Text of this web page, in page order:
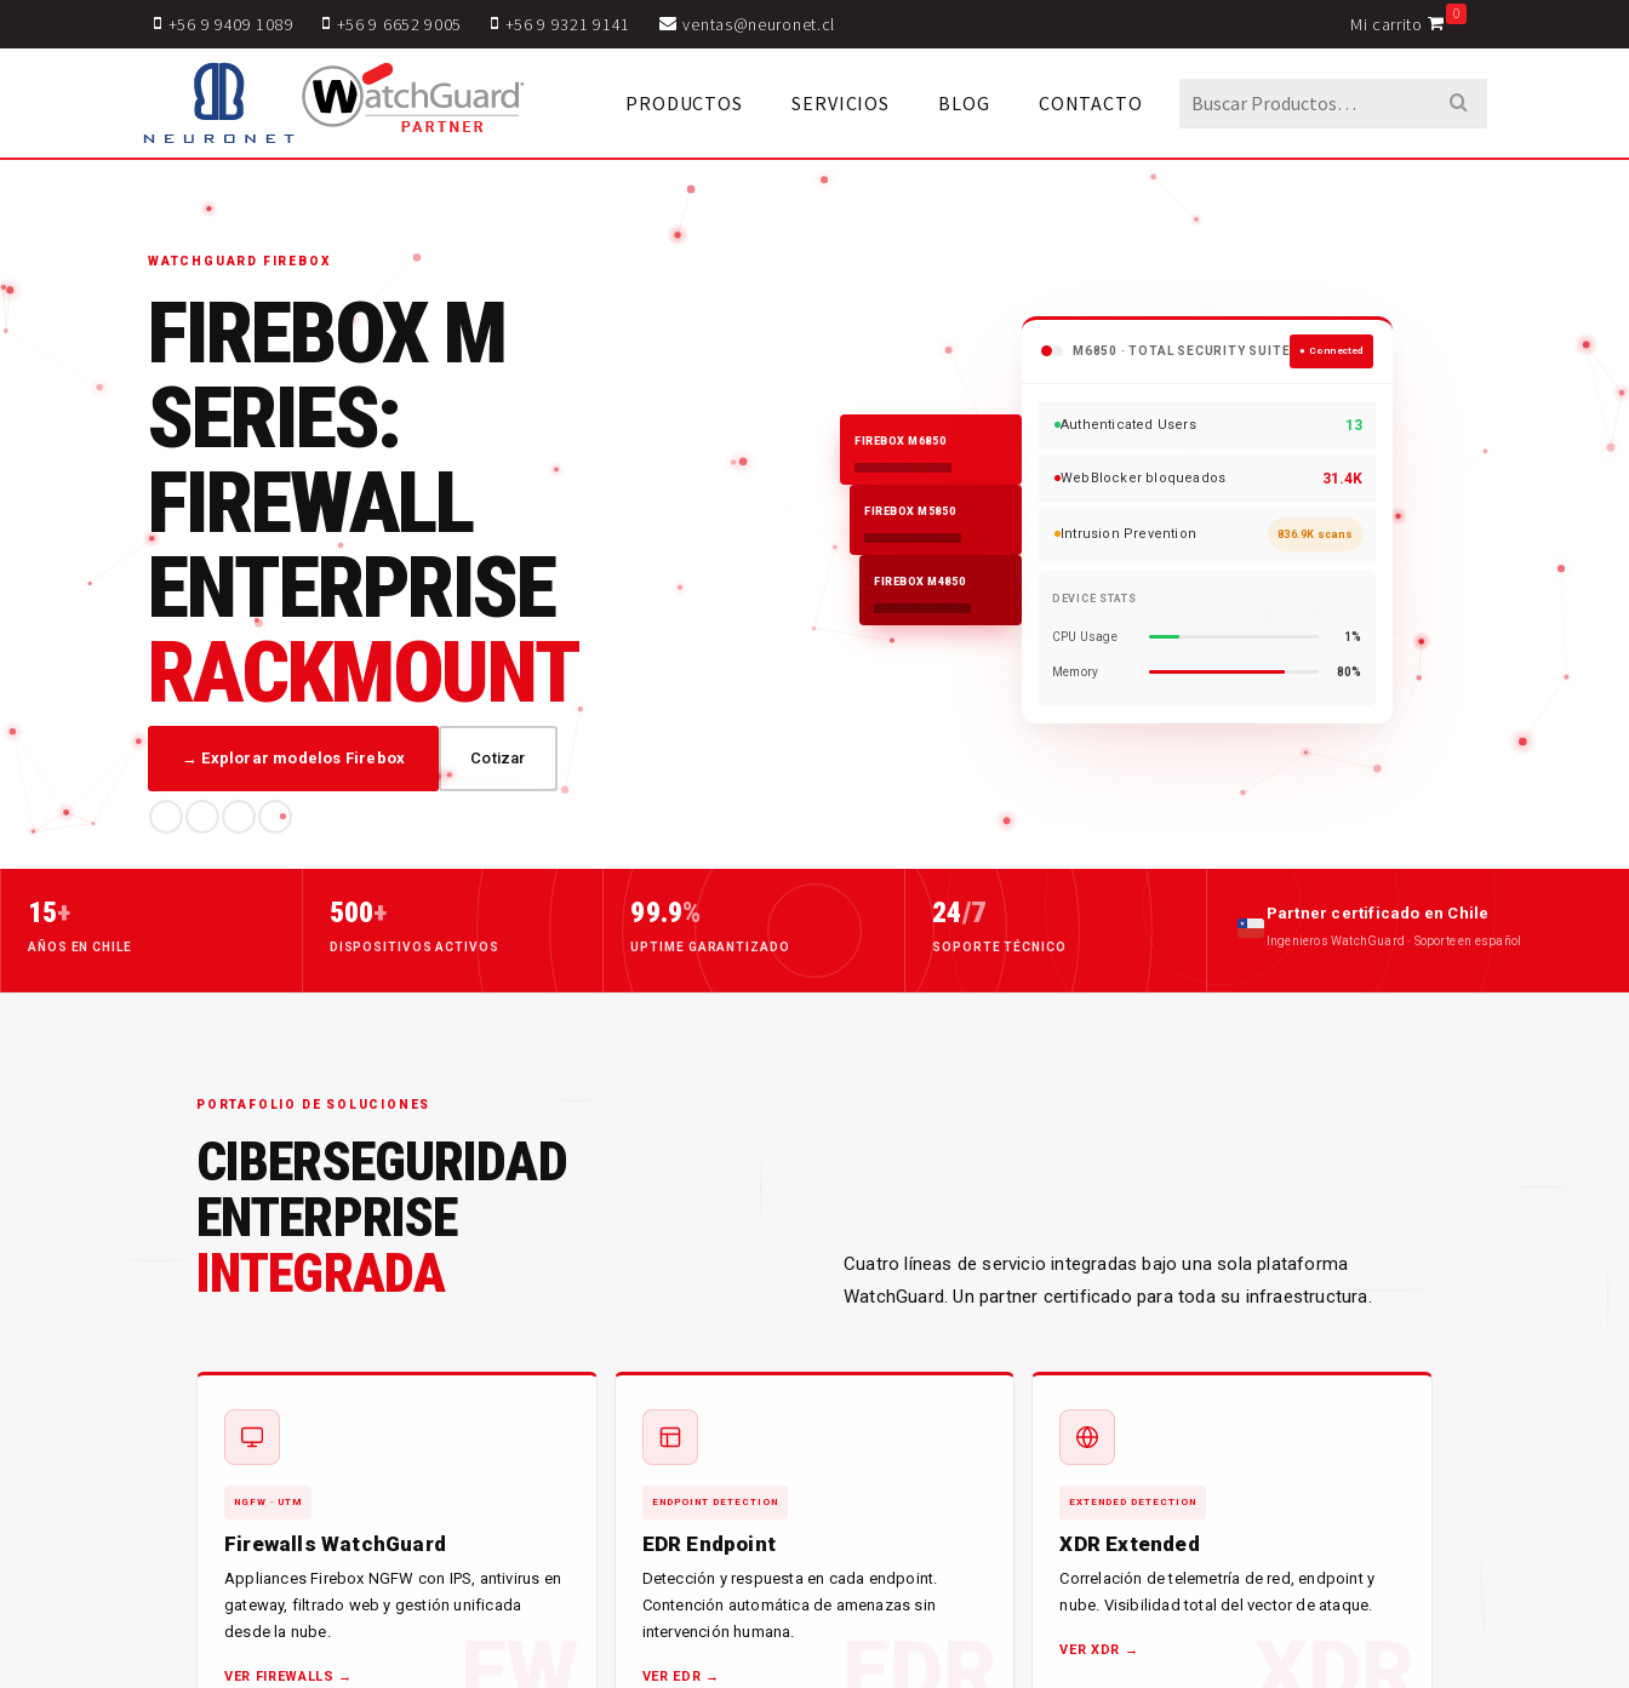
+56 9 9409 1089 +56 9 6652 9005 +56 9 9321 9141 ventas@neuronet.cl Mi carrito 0
PRODUCTOS SERVICIOS BLOG CONTACTO
Buscar
por:
WATCHGUARD FIREBOX
FIREBOX M
SERIES:
FIREWALL
ENTERPRISE
RACKMOUNT
→ Explorar modelos Firebox Cotizar
FIREBOX M6850
FIREBOX M5850
FIREBOX M4850
M6850 · TOTAL SECURITY SUITE ● Connected
Authenticated Users 13
WebBlocker bloqueados 31.4K
Intrusion Prevention 836.9K scans
DEVICE STATS
CPU Usage 1%
Memory 80%
15+
AÑOS EN CHILE
500+
DISPOSITIVOS ACTIVOS
99.9%
UPTIME GARANTIZADO
24/7
SOPORTE TÉCNICO
Partner certificado en Chile
Ingenieros WatchGuard · Soporte en español
PORTAFOLIO DE SOLUCIONES
CIBERSEGURIDAD
ENTERPRISE
INTEGRADA
Cuatro líneas de servicio integradas bajo una sola plataforma
WatchGuard. Un partner certificado para toda su infraestructura.
NGFW · UTM
Firewalls WatchGuard
Appliances Firebox NGFW con IPS, antivirus en
gateway, filtrado web y gestión unificada
desde la nube.
VER FIREWALLS →
ENDPOINT DETECTION
EDR Endpoint
Detección y respuesta en cada endpoint.
Contención automática de amenazas sin
intervención humana.
VER EDR →
EXTENDED DETECTION
XDR Extended
Correlación de telemetría de red, endpoint y
nube. Visibilidad total del vector de ataque.
VER XDR →